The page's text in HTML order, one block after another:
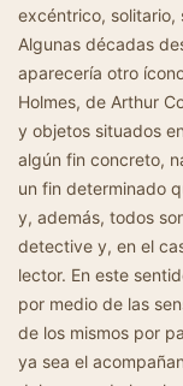
excéntrico, solitario,
Algunas décadas
aparecería otro
Holmes, de Arthur
y objetos situados
algún fin concreto,
un fin determinado
y, además, todos
detective y, en el
lector. En este
por medio de las
de los mismos por
ya sea el